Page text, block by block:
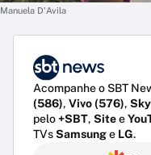
Manuela D'Avila
Acompanhe o SBT
(586), Vivo (576),
pelo+SBT, Sitee
TVsSamsunge LG.